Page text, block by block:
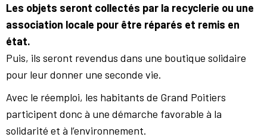
Les objets seront collectés par la recyclerie ou une
association locale pour être réparés et remis en
état.
Puis, ils seront revendus dans une boutique solidaire
pour leur donner une seconde vie.
Avec le réemploi, les habitants de Grand Poitiers
participent donc à une démarche favorable à la
solidarité et à l’environnement.